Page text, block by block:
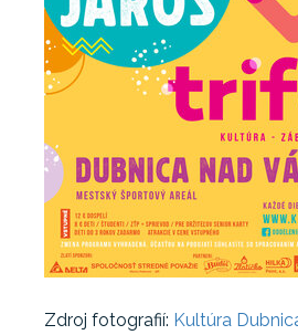
Zdroj fotografií: Kultúra